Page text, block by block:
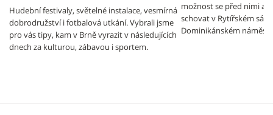
Hudební festivaly, světelné instalace, vesmírná
dobrodružství i fotbalová utkání. Vybrali jsme
pro vás tipy, kam v Brně vyrazit v následujících
dnech za kulturou, zábavou i sportem.
možnost se před nimi
schovat v Rytířském
Dominikánském náměstí.